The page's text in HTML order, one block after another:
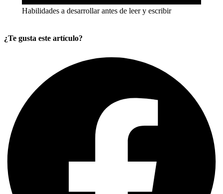
Habilidades a desarrollar antes de leer y escribir
¿Te gusta este artículo?